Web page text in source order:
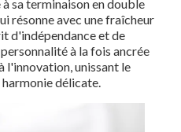
sa terminaison en double
résonne avec une fraîcheur
d'indépendance et de
à la fois ancrée
l'innovation, unissant le
harmonie délicate.